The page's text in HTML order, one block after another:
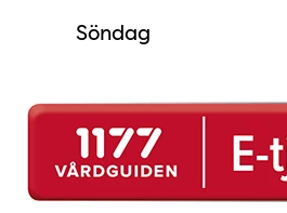
Söndag
1177 e-tjänster